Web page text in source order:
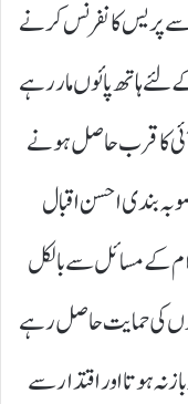
پریس کانفرنس کرنے
ہاتھ پائوں مار رہے
آئی کا قرب حاصل ہونے
بندی احسن اقبال
کے مسائل سے بالکل
کی حمایت حاصل رہے
نہ ہوتا اور اقتدار سے